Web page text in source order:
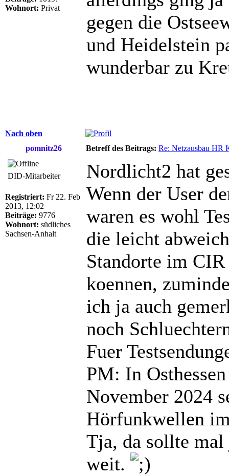
Wohnort: Privat
gegen die
und Heidelstein
wunderbar zu
Nach oben
pomnitz26
Betreff des Beitrags: Re: Netzausbau HR
DID-Mitarbeiter
Registriert: Fr 22. Feb
2013, 12:02
Beiträge: 9776
Wohnort: südliches
Sachsen-Anhalt
Nordlicht2 hat
Wenn der User
waren es wohl
die leicht
Standorte im
koennen,
ich ja auch
noch
Fuer
PM: In
November 2024
Hörfunkwellen
Tja, da sollte
weit.